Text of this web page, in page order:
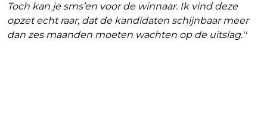
Toch kan je sms’en voor de winnaar. Ik vind deze
opzet echt raar, dat de kandidaten schijnbaar meer
dan zes maanden moeten wachten op de uitslag.''